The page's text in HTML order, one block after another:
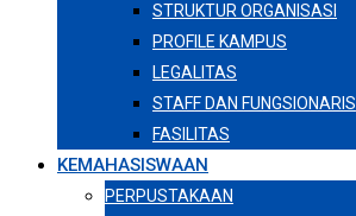
STRUKTUR ORGANISASI
PROFILE KAMPUS
LEGALITAS
STAFF DAN FUNGSIONARIS
FASILITAS
KEMAHASISWAAN
PERPUSTAKAAN